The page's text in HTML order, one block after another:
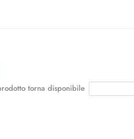
torna disponibile